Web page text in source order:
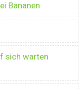
Bananen
sich warten